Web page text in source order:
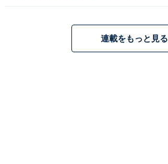
連載をもっと見る